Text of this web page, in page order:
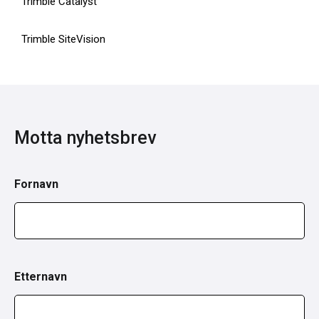
Trimble SiteVision
Motta nyhetsbrev
Fornavn
Etternavn